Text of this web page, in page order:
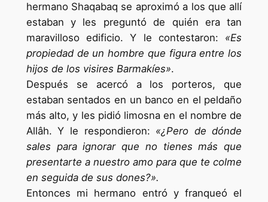
hermano Shaqabaq se aproximó a los que allí
estaban y les preguntó de quién era tan
maravilloso edificio. Y le contestaron: «Es
propiedad de un hombre que figura entre los
hijos de los visires Barmakíes».
Después se acercó a los porteros, que
estaban sentados en un banco en el peldaño
más alto, y les pidió limosna en el nombre de
Allâh. Y le respondieron: «¿Pero de dónde
sales para ignorar que no tienes más que
presentarte a nuestro amo para que te colme
en seguida de sus dones?».
Entonces mi hermano entró y franqueó el